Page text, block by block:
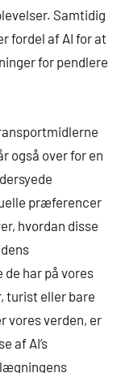
Samtidig
fordel af AI for at
for pendlere
også over for en
præferencer
hvordan disse
har på vores
turist eller bare
vores verden, er
af AI’s